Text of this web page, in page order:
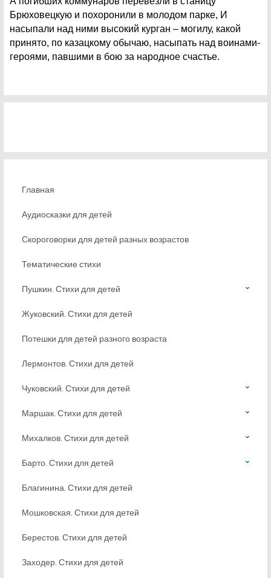
Брюховецкую и похоронили в молодом парке, И
насыпали над ними высокий курган – могилу, какой
принято, по казацкому обычаю, насыпать над воинами-
героями, павшими в бою за народное счастье.
Главная
Аудиосказки для детей
Скороговорки для детей разных возрастов
Тематические стихи
Пушкин. Стихи для детей
Жуковский. Стихи для детей
Потешки для детей разного возраста
Лермонтов. Стихи для детей
Чуковский. Стихи для детей
Маршак. Стихи для детей
Михалков. Стихи для детей
Барто. Стихи для детей
Благинина. Стихи для детей
Мошковская. Стихи для детей
Берестов. Стихи для детей
Заходер. Стихи для детей